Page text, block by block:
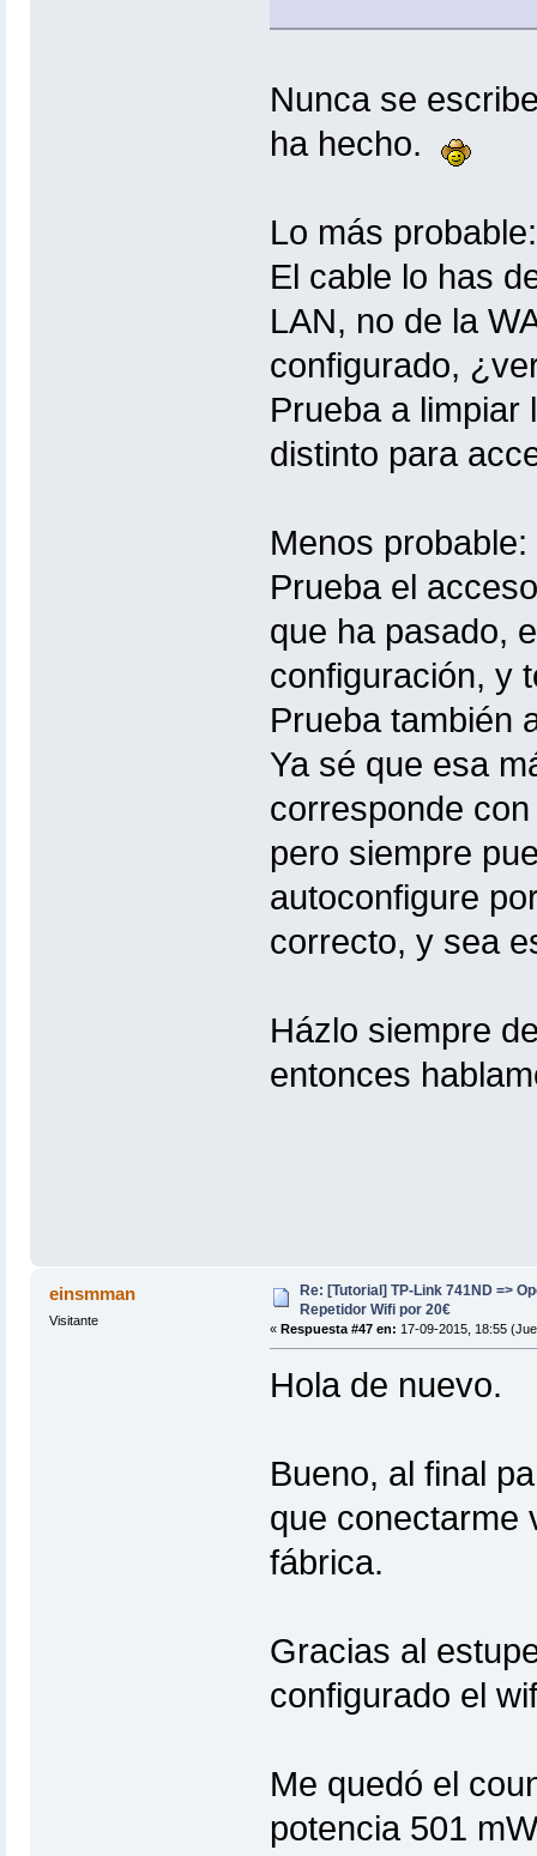
Nunca se
ha hecho.
Lo más probable:
El cable lo has
LAN, no de la
configurado,
Prueba a limpiar
distinto para
Menos probable:
Prueba el
que ha pasado,
configuración, y
Prueba también
Ya sé que esa
corresponde
pero siempre
autoconfigure
correcto, y sea
Házlo siempre
entonces
einsmman
Visitante
Re: [Tutorial] TP-Link 741ND =>
Repetidor Wifi por 20€
« Respuesta #47 en: 17-09-2015, 18:55
Hola de nuevo.
Bueno, al final
que conectarme
fábrica.
Gracias al
configurado el
Me quedó el
potencia 501